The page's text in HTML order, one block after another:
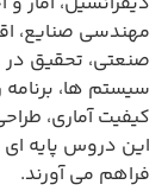
مهندسی صنایع،
صنعتی، تحقیق در
سیستم ها،
کیفیت آماری،
این دروس پایه
فراهم می آورند.